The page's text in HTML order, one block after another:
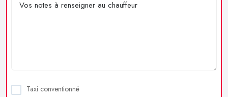
Taxi conventionné